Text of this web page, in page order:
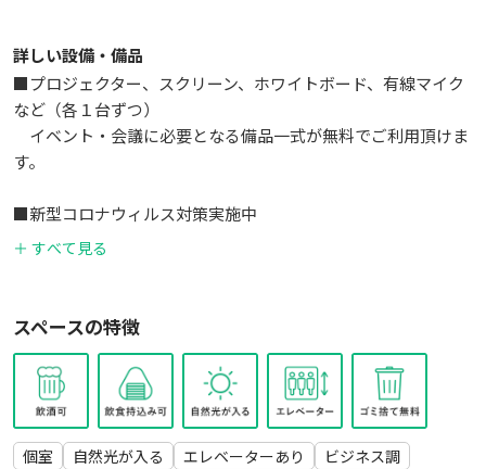
～～～～～～～～～～～～～～～～～～～～～～～～～～～～
～～～～～～～
★備品について
・プロジェクター等の備品類の設定・接続は利用者様にてお
願いします。
場合は
事前に会場を見学して頂き、テストして頂くようお願い致
～～～～～～～～～～～～～～～～～～～～～～～～～～～～
～～～～～～～
★新型コロナウィルス対策について
－参加者が触れる箇所（机、マイク、ドアノブ等）を毎日定
期的に除菌清掃しております
－会場内に窓がございます
詳しい設備・備品
■プロジェクター、スクリーン、ホワイトボード、有線マイク
など（各１台ずつ）
イベント・会議に必要となる備品一式が無料でご利用頂けま
す。
■新型コロナウィルス対策実施中
・参加者が触れる箇所（机、備品、ドアノブ等）を毎日定期
■無線ＬＡＮが無料でご利用頂けます。（ＮＵＲＯ光環境）
有線ＬＡＮケーブルを持ち込んで頂ければ有線接続も可能で
す。
■会場内はアルコールを含め飲食可能です。
＋ すべて見る
スペースの特徴
個室 自然光が入る エレベーターあり
ビジネス調